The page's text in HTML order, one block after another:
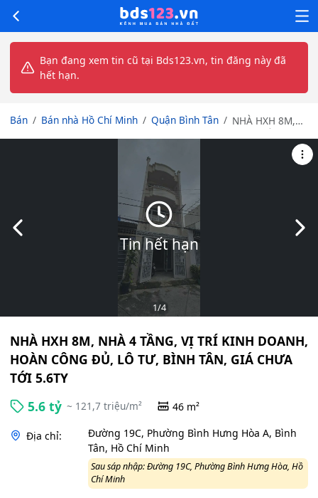
Bạn đang xem tin cũ tại Bds123.vn, tin đăng này đã
hết hạn.
Bán Bán nhà Hồ Chí Minh Quận Bình Tân
NHÀ HXH 8M,
DOANH, HOÀN
Tin hết hạn
Slide trước
1/4
NHÀ HXH 8M, NHÀ 4 TẦNG, VỊ TRÍ KINH DOANH,
HOÀN CÔNG ĐỦ, LÔ TƯ, BÌNH TÂN, GIÁ CHƯA
TỚI 5.6TY
5.6 tỷ ~ 121,7 triệu/m² 46 m²
Địa chỉ:
Đường 19C, Phường Bình Hưng Hòa A, Bình
Tân, Hồ Chí Minh
Sau sáp nhập: Đường 19C, Phường Bình Hưng Hòa, Hồ
Chí Minh